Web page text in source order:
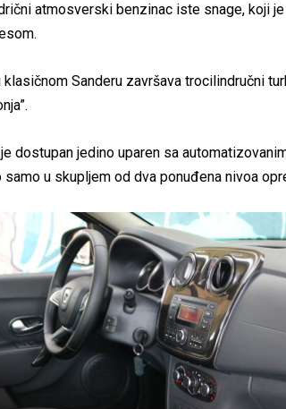
atmosverski benzinac iste snage, koji
klasičnom Sanderu završava trocilindručni
dostupan jedino uparen sa
u skupljem od dva ponuđena nivoa